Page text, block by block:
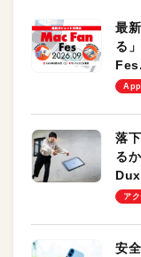
最
る
し
落
る
のア
安